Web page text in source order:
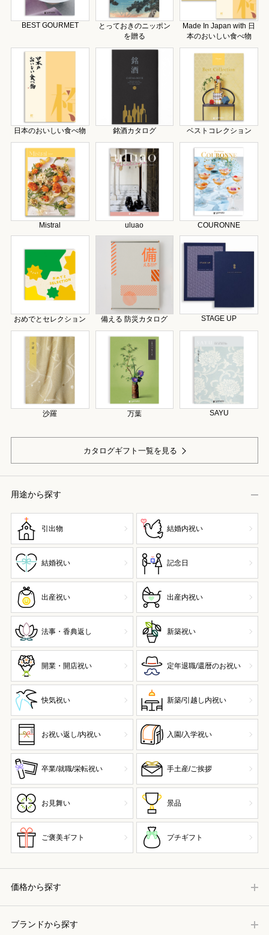
BEST GOURMET
とっておきのニッポン
を贈る
Made In Japan with 日
本のおいしい食べ物
日本のおいしい食べ物 銘酒カタログ ベストコレクション
Mistral uluao COURONNE
おめでとセレクション 備える 防災カタログ STAGE UP
沙羅 万葉 SAYU
カタログギフト一覧を見る
用途から探す
引出物 結婚内祝い
結婚祝い 記念日
出産祝い 出産内祝い
法事・香典返し 新築祝い
開業・開店祝い 定年退職/還暦のお祝い
快気祝い 新築/引越し内祝い
お祝い返し/内祝い 入園/入学祝い
卒業/就職/栄転祝い 手土産/ご挨拶
お見舞い 景品
ご褒美ギフト プチギフト
価格から探す
ブランドから探す